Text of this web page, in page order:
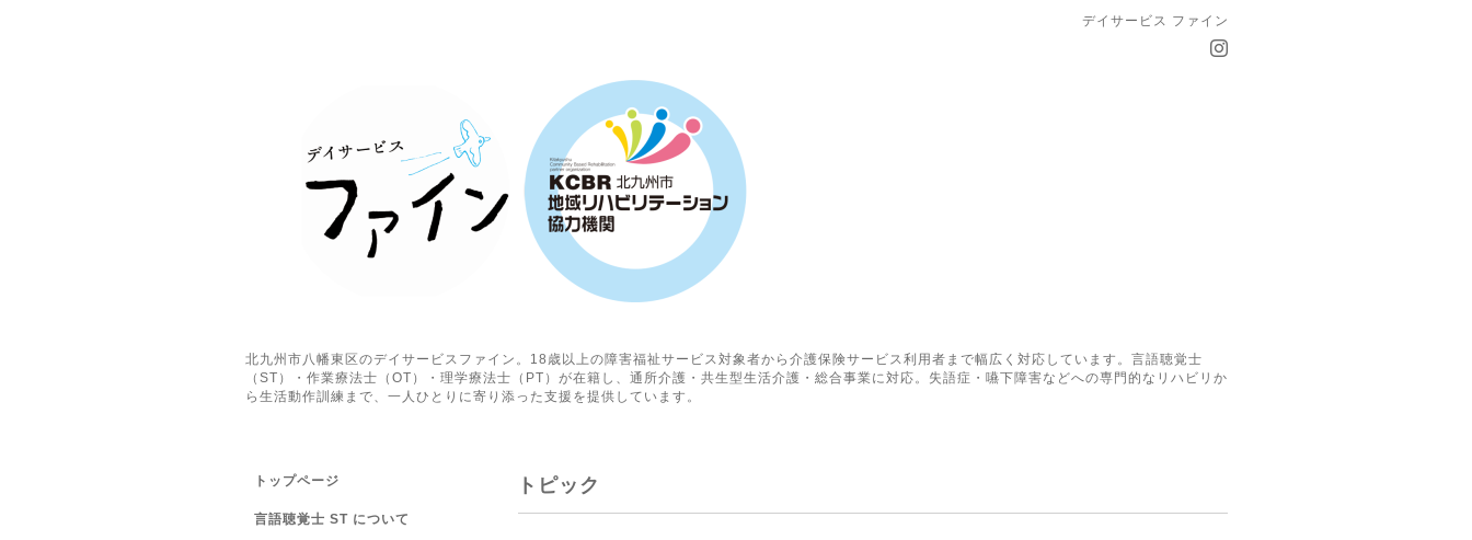
デイサービス ファイン
北九州市八幡東区のデイサービスファイン。18歳以上の障害福祉サービス対象者から介護保険サービス利用者まで幅広く対応しています。言語聴覚士
（ST）・作業療法士（OT）・理学療法士（PT）が在籍し、通所介護・共生型生活介護・総合事業に対応。失語症・嚥下障害などへの専門的なリハビリか
ら生活動作訓練まで、一人ひとりに寄り添った支援を提供しています。
トピック
トップページ
言語聴覚士 ST について